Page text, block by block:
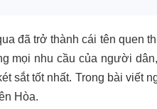
đã trở thành cái tên quen
mọi nhu cầu của người
sắt tốt nhất. Trong bài viết
Hòa.